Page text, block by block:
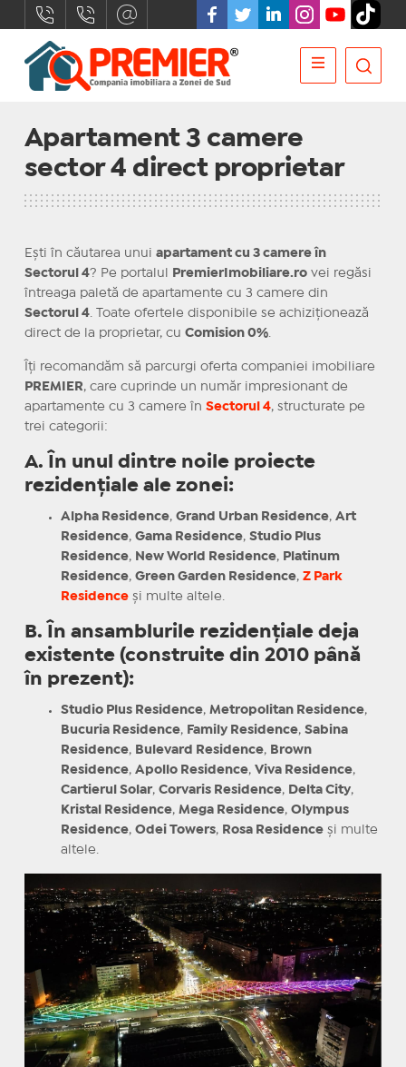
Apartament 3 camere
sector 4 direct proprietar
Ești în căutarea unui apartament cu 3 camere în
Sectorul 4? Pe portalul PremierImobiliare.rovei regăsi
întreaga paletă de apartamente cu 3 camere din
Sectorul 4. Toate ofertele disponibile se achiziționează
direct de la proprietar, cu Comision 0%.
Îți recomandăm să parcurgi oferta companiei imobiliare
PREMIER, care cuprinde un număr impresionant de
apartamente cu 3 camere în Sectorul 4, structurate pe
trei categorii:
A. În unul dintre noile proiecte
rezidențiale ale zonei:
Alpha Residence, Grand Urban Residence, Art
Residence, Gama Residence, Studio Plus
Residence, New World Residence, Platinum
Residence, Green Garden Residence, Z Park
Residenceși multe altele.
B. În ansamblurile rezidențiale deja
existente (construite din 2010 până
în prezent):
Studio Plus Residence, Metropolitan Residence,
Bucuria Residence, Family Residence, Sabina
Residence, Bulevard Residence, Brown
Residence, Apollo Residence, Viva Residence,
Cartierul Solar, Corvaris Residence, Delta City,
Kristal Residence, Mega Residence, Olympus
Residence, Odei Towers, Rosa Residenceși multe
altele.